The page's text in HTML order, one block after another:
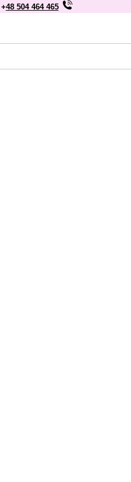
+48 504 464 465